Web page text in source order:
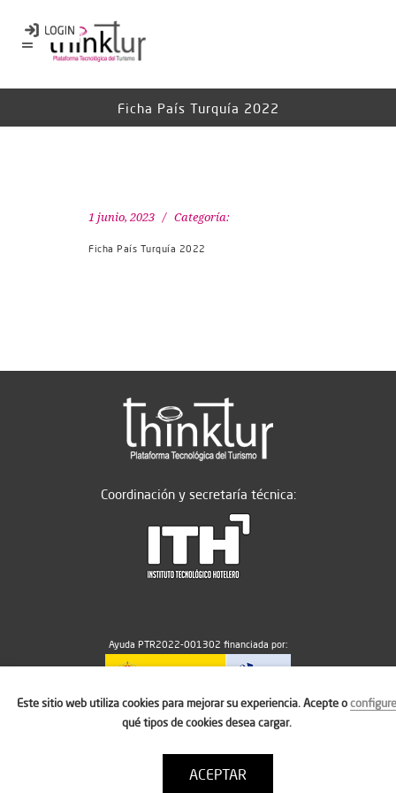
Ficha País Turquía 2022
1 junio, 2023 Categoría:
Ficha País Turquía 2022
Coordinación y secretaría técnica:
Ayuda PTR2022-001302 financiada por:
MICIU/AEI/10.13039/501100011033
Política de cookies Condiciones de uso
Este sitio web utiliza cookies para mejorar su experiencia. Acepte oconfigure
qué tipos de cookies desea cargar.
ACEPTAR